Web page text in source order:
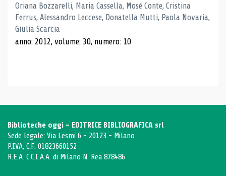
Oriana Bozzarelli, Maria Cassella, Mosé Conte, Cristina
Ferrus, Alessandro Leccese, Donatella Mutti, Paola Novaria,
Giulia Scarcia
anno: 2012, volume: 30, numero: 10
Biblioteche oggi - EDITRICE BIBLIOGRAFICA srl
Sede legale: Via Lesmi 6 - 20123 - Milano
P.IVA, C.F. 01823660152
R.E.A. C.C.I.A.A. di Milano N. Rea 878486